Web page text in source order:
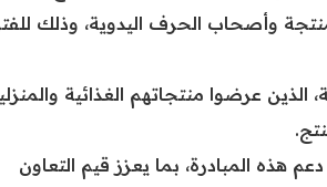
وأصحاب الحرف اليدوية، وذلك
عرضوا منتجاتهم الغذائية
المبادرة، بما يعزز قيم التعاون